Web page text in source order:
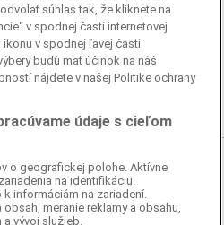
Times Slovensko
Publikovanie alebo ďalšie šírenie
súhlas tak, že kliknete na
v spodnej časti internetovej
v spodnej ľavej časti
budú mať účinok na náš
nájdete v našej Politike ochrany
údaje s cieľom
o geografickej polohe. Aktívne
na identifikáciu.
informáciám na zariadení.
meranie reklamy a obsahu,
vývoj služieb.